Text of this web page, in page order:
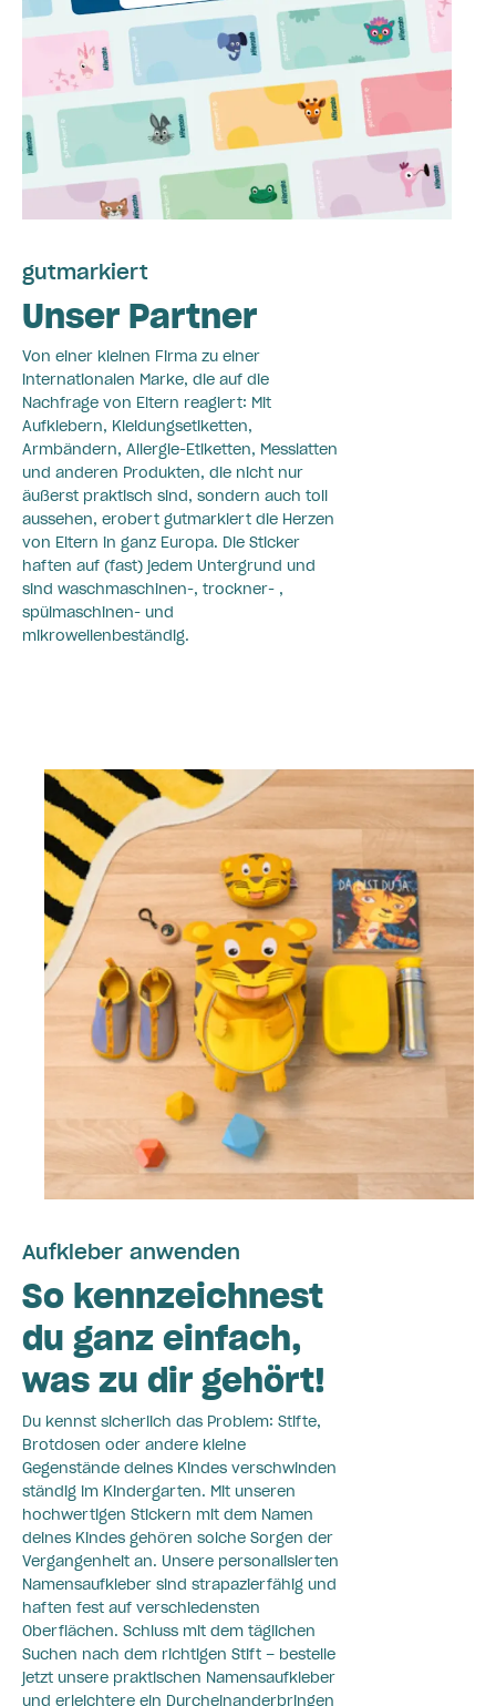
gutmarkiert
Unser Partner
Von einer kleinen Firma zu einer
internationalen Marke, die auf die
Nachfrage von Eltern reagiert: Mit
Aufklebern, Kleidungsetiketten,
Armbändern, Allergie-Etiketten, Messlatten
und anderen Produkten, die nicht nur
äußerst praktisch sind, sondern auch toll
aussehen, erobert gutmarkiert die Herzen
von Eltern in ganz Europa. Die Sticker
haften auf (fast) jedem Untergrund und
sind waschmaschinen-, trockner- ,
spülmaschinen- und
mikrowellenbeständig.
Aufkleber anwenden
So kennzeichnest
du ganz einfach,
was zu dir gehört!
Du kennst sicherlich das Problem: Stifte,
Brotdosen oder andere kleine
Gegenstände deines Kindes verschwinden
ständig im Kindergarten. Mit unseren
hochwertigen Stickern mit dem Namen
deines Kindes gehören solche Sorgen der
Vergangenheit an. Unsere personalisierten
Namensaufkleber sind strapazierfähig und
haften fest auf verschiedensten
Oberflächen. Schluss mit dem täglichen
Suchen nach dem richtigen Stift – bestelle
jetzt unsere praktischen Namensaufkleber
und erleichtere ein Durcheinanderbringen